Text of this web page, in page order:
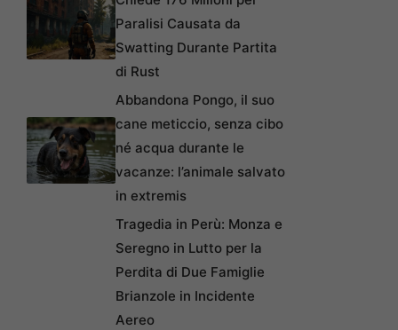
Paralisi Causata da
Swatting Durante Partita
di Rust
Abbandona Pongo, il suo
cane meticcio, senza cibo
né acqua durante le
vacanze: l’animale salvato
in extremis
Tragedia in Perù: Monza e
Seregno in Lutto per la
Perdita di Due Famiglie
Brianzole in Incidente
Aereo